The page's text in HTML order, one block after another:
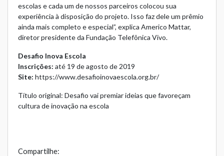
escolas e cada um de nossos parceiros colocou sua
experiência à disposição do projeto. Isso faz dele um prêmio
ainda mais completo e especial”, explica Americo Mattar,
diretor presidente da Fundação Telefônica Vivo.
Desafio Inova Escola
Inscrições: até 19 de agosto de 2019
Site: https://www.desafioinovaescola.org.br/
Título original: Desafio vai premiar ideias que favoreçam
cultura de inovação na escola
Compartilhe: